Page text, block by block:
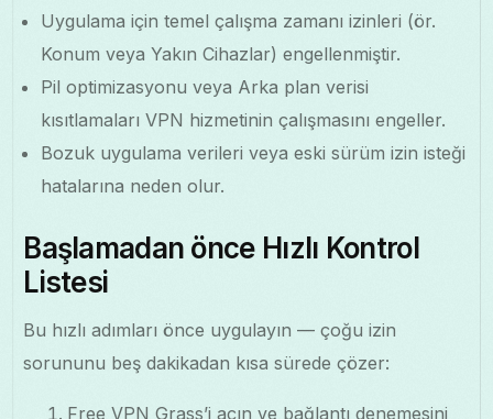
Uygulama için temel çalışma zamanı izinleri (ör.
Konum veya Yakın Cihazlar) engellenmiştir.
Pil optimizasyonu veya Arka plan verisi
kısıtlamaları VPN hizmetinin çalışmasını engeller.
Bozuk uygulama verileri veya eski sürüm izin isteği
hatalarına neden olur.
Başlamadan önce Hızlı Kontrol
Listesi
Bu hızlı adımları önce uygulayın — çoğu izin
sorununu beş dakikadan kısa sürede çözer:
Free VPN Grass’i açın ve bağlantı denemesini